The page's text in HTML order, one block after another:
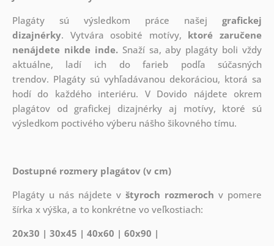
Plagáty sú výsledkom práce našejgrafickej
dizajnérky. Vytvára osobité motívy, ktoré zaručene
nenájdete nikde inde.Snaží sa, aby plagáty boli vždy
aktuálne, ladí ich do farieb podľa súčasných
trendov. Plagáty sú vyhľadávanou dekoráciou, ktorá sa
hodí do každého interiéru. V Dovido nájdete okrem
plagátov od grafickej dizajnérky aj motívy, ktoré sú
výsledkom poctivého výberu nášho šikovného tímu.
Dostupné rozmery plagátov (v cm)
Plagáty u nás nájdete vštyroch rozmeroch v pomere
šírka x výška, a to konkrétne vo veľkostiach:
20x30 | 30x45 | 40x60 | 60x90 |